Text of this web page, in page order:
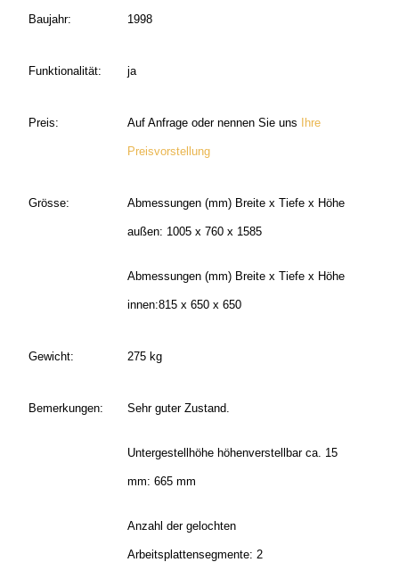
Baujahr: 1998
Funktionalität: ja
Preis: Auf Anfrage oder nennen Sie uns Ihre
Preisvorstellung
Grösse: Abmessungen (mm) Breite x Tiefe x Höhe
außen: 1005 x 760 x 1585
Abmessungen (mm) Breite x Tiefe x Höhe
innen:815 x 650 x 650
Gewicht: 275 kg
Bemerkungen: Sehr guter Zustand.
Untergestellhöhe höhenverstellbar ca. 15
mm: 665 mm
Anzahl der gelochten
Arbeitsplattensegmente: 2